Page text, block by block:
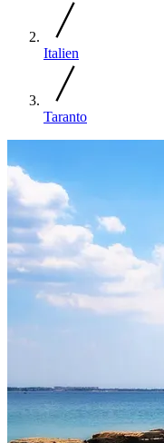
Italien
Taranto